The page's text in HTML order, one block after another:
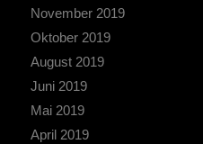
November 2019
Oktober 2019
August 2019
Juni 2019
Mai 2019
April 2019